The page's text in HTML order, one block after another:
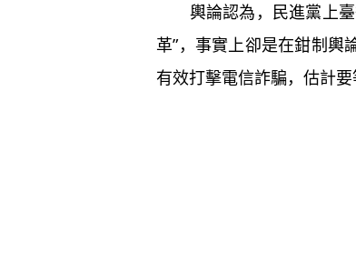
輿論認為，民進黨上臺
革”，事實上卻是在鉗制輿
有效打擊電信詐騙，估計